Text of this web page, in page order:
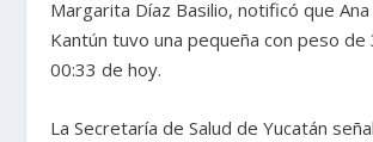
Margarita Díaz Basilio, notificó que
Kantún tuvo una pequeña con peso de
00:33 de hoy.
La Secretaría de Salud de Yucatán